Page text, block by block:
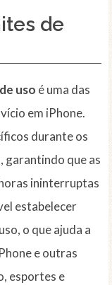
de
uso é uma das
em iPhone.
durante os
garantindo que as
ininterruptas
estabelecer
o que ajuda a
e outras
esportes e